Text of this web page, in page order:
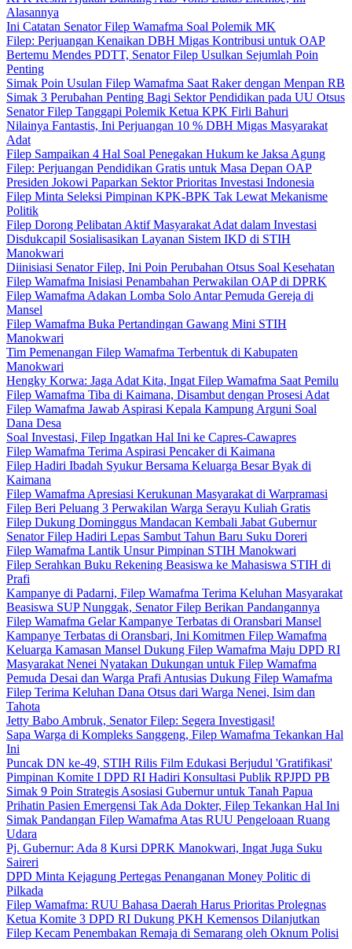
Alasannya
Ini Catatan Senator Filep Wamafma Soal Polemik MK
Filep: Perjuangan Kenaikan DBH Migas Kontribusi untuk OAP
Bertemu Mendes PDTT, Senator Filep Usulkan Sejumlah Poin
Penting
Simak Poin Usulan Filep Wamafma Saat Raker dengan Menpan RB
Simak 3 Perubahan Penting Bagi Sektor Pendidikan pada UU Otsus
Senator Filep Tanggapi Polemik Ketua KPK Firli Bahuri
Nilainya Fantastis, Ini Perjuangan 10 % DBH Migas Masyarakat
Adat
Filep Sampaikan 4 Hal Soal Penegakan Hukum ke Jaksa Agung
Filep: Perjuangan Pendidikan Gratis untuk Masa Depan OAP
Presiden Jokowi Paparkan Sektor Prioritas Investasi Indonesia
Filep Minta Seleksi Pimpinan KPK-BPK Tak Lewat Mekanisme
Politik
Filep Dorong Pelibatan Aktif Masyarakat Adat dalam Investasi
Disdukcapil Sosialisasikan Layanan Sistem IKD di STIH
Manokwari
Diinisiasi Senator Filep, Ini Poin Perubahan Otsus Soal Kesehatan
Filep Wamafma Inisiasi Penambahan Perwakilan OAP di DPRK
Filep Wamafma Adakan Lomba Solo Antar Pemuda Gereja di
Mansel
Filep Wamafma Buka Pertandingan Gawang Mini STIH
Manokwari
Tim Pemenangan Filep Wamafma Terbentuk di Kabupaten
Manokwari
Hengky Korwa: Jaga Adat Kita, Ingat Filep Wamafma Saat Pemilu
Filep Wamafma Tiba di Kaimana, Disambut dengan Prosesi Adat
Filep Wamafma Jawab Aspirasi Kepala Kampung Arguni Soal
Dana Desa
Soal Investasi, Filep Ingatkan Hal Ini ke Capres-Cawapres
Filep Wamafma Terima Aspirasi Pencaker di Kaimana
Filep Hadiri Ibadah Syukur Bersama Keluarga Besar Byak di
Kaimana
Filep Wamafma Apresiasi Kerukunan Masyarakat di Warpramasi
Filep Beri Peluang 3 Perwakilan Warga Serayu Kuliah Gratis
Filep Dukung Dominggus Mandacan Kembali Jabat Gubernur
Senator Filep Hadiri Lepas Sambut Tahun Baru Suku Doreri
Filep Wamafma Lantik Unsur Pimpinan STIH Manokwari
Filep Serahkan Buku Rekening Beasiswa ke Mahasiswa STIH di
Prafi
Kampanye di Padarni, Filep Wamafma Terima Keluhan Masyarakat
Beasiswa SUP Nunggak, Senator Filep Berikan Pandangannya
Filep Wamafma Gelar Kampanye Terbatas di Oransbari Mansel
Kampanye Terbatas di Oransbari, Ini Komitmen Filep Wamafma
Keluarga Kamasan Mansel Dukung Filep Wamafma Maju DPD RI
Masyarakat Nenei Nyatakan Dukungan untuk Filep Wamafma
Pemuda Desai dan Warga Prafi Antusias Dukung Filep Wamafma
Filep Terima Keluhan Dana Otsus dari Warga Nenei, Isim dan
Tahota
Jetty Babo Ambruk, Senator Filep: Segera Investigasi!
Sapa Warga di Kompleks Sanggeng, Filep Wamafma Tekankan Hal
Ini
Puncak DN ke-49, STIH Rilis Film Edukasi Berjudul 'Gratifikasi'
Pimpinan Komite I DPD RI Hadiri Konsultasi Publik RPJPD PB
Simak 9 Poin Strategis Asosiasi Gubernur untuk Tanah Papua
Prihatin Pasien Emergensi Tak Ada Dokter, Filep Tekankan Hal Ini
Simak Pandangan Filep Wamafma Atas RUU Pengeloaan Ruang
Udara
Pj. Gubernur: Ada 8 Kursi DPRK Manokwari, Ingat Juga Suku
Saireri
DPD Minta Kejagung Pertegas Penanganan Money Politic di
Pilkada
Filep Wamafma: RUU Bahasa Daerah Harus Prioritas Prolegnas
Ketua Komite 3 DPD RI Dukung PKH Kemensos Dilanjutkan
Filep Kecam Penembakan Remaja di Semarang oleh Oknum Polisi